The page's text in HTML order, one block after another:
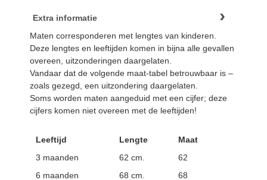
Extra informatie
Maten corresponderen met lengtes van kinderen.
Deze lengtes en leeftijden komen in bijna alle gevallen
overeen, uitzonderingen daargelaten.
Vandaar dat de volgende maat-tabel betrouwbaar is –
zoals gezegd, een uitzondering daargelaten.
Soms worden maten aangeduid met een cijfer; deze
cijfers komen niet overeen met de leeftijden!
Leeftijd Lengte
Maat
3 maanden
62 cm.
62
6 maanden
68 cm.
68